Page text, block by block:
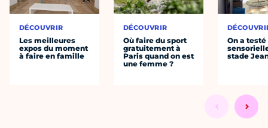
DÉCOUVRIR
Les meilleures
expos du moment
à faire en famille
DÉCOUVRIR
Où faire du sport
gratuitement à
Paris quand on est
une femme ?
On a
stade